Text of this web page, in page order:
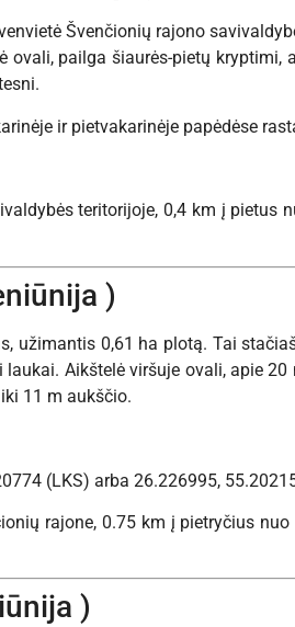
Švenčionių rajono
ovali, pailga šiaurės-pietų
ir pietvakarinėje papėdėse
teritorijoje, 0,4 km į pietus
)
užimantis 0,61 ha plotą. Tai
laukai. Aikštelė viršuje ovali, apie
11 m aukščio.
(LKS) arba 26.226995,
rajone, 0.75 km į pietryčius
)